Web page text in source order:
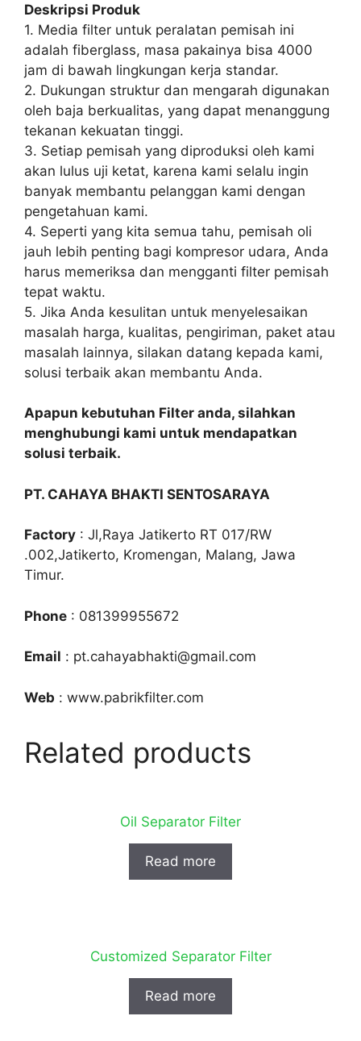
Deskripsi Produk
1. Media filter untuk peralatan pemisah ini
adalah fiberglass, masa pakainya bisa 4000
jam di bawah lingkungan kerja standar.
2. Dukungan struktur dan mengarah digunakan
oleh baja berkualitas, yang dapat menanggung
tekanan kekuatan tinggi.
3. Setiap pemisah yang diproduksi oleh kami
akan lulus uji ketat, karena kami selalu ingin
banyak membantu pelanggan kami dengan
pengetahuan kami.
4. Seperti yang kita semua tahu, pemisah oli
jauh lebih penting bagi kompresor udara, Anda
harus memeriksa dan mengganti filter pemisah
tepat waktu.
5. Jika Anda kesulitan untuk menyelesaikan
masalah harga, kualitas, pengiriman, paket atau
masalah lainnya, silakan datang kepada kami,
solusi terbaik akan membantu Anda.
Apapun kebutuhan Filter anda, silahkan
menghubungi kami untuk mendapatkan
solusi terbaik.
PT. CAHAYA BHAKTI SENTOSARAYA
Factory : Jl,Raya Jatikerto RT 017/RW
.002,Jatikerto, Kromengan, Malang, Jawa
Timur.
Phone : 081399955672
Email : pt.cahayabhakti@gmail.com
Web : www.pabrikfilter.com
Related products
Oil Separator Filter
Read more
Customized Separator Filter
Read more